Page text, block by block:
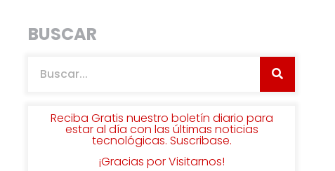
BUSCAR
Reciba Gratis nuestro boletín diario para
estar al día con las últimas noticias
tecnológicas. Suscribase.
¡Gracias por Visitarnos!